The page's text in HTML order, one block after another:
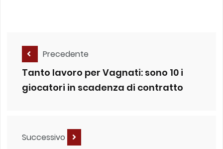
Precedente
Tanto lavoro per Vagnati: sono 10 i
giocatori in scadenza di contratto
Successivo